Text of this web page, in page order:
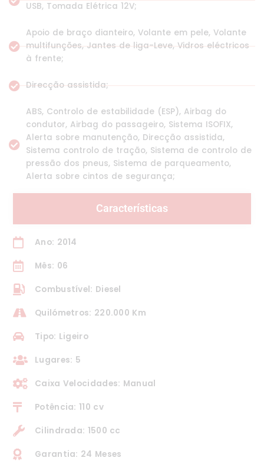
USB, Tomada Elétrica 12V;
Apoio de braço dianteiro, Volante em pele, Volante
multifunções, Jantes de liga-Leve, Vidros eléctricos
à frente;
Direcção assistida;
ABS, Controlo de estabilidade (ESP), Airbag do
condutor, Airbag do passageiro, Sistema ISOFIX,
Alerta sobre manutenção, Direcção assistida,
Sistema controlo de tração, Sistema de controlo de
pressão dos pneus, Sistema de parqueamento,
Alerta sobre cintos de segurança;
Características
Ano: 2014
Mês: 06
Combustível: Diesel
Quilómetros: 220.000 Km
Tipo: Ligeiro
Lugares: 5
Caixa Velocidades: Manual
Potência: 110 cv
Cilindrada: 1500 cc
Garantia: 24 Meses